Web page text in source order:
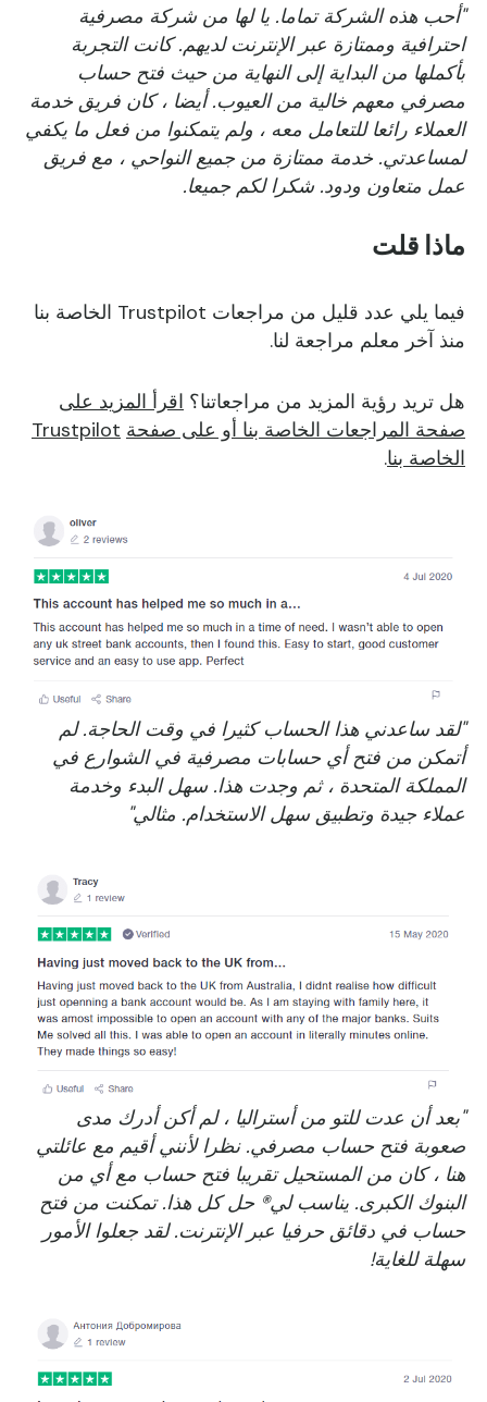
"أحب هذه الشركة تماما. يا لها من شركة مصرفية
احترافية وممتازة عبر الإنترنت لديهم. كانت التجربة
بأكملها من البداية إلى النهاية من حيث فتح حساب
مصرفي معهم خالية من العيوب. أيضا ، كان فريق خدمة
العملاء رائعا للتعامل معه ، ولم يتمكنوا من فعل ما يكفي
لمساعدتي. خدمة ممتازة من جميع النواحي ، مع فريق
عمل متعاون ودود. شكرا لكم جميعا.
ماذا قلت
فيما يلي عدد قليل من مراجعات Trustpilot الخاصة بنا
منذ آخر معلم مراجعة لنا.
هل تريد رؤية المزيد من مراجعاتنا؟ اقرأ المزيد على
صفحة المراجعات الخاصة بنا أو على صفحة Trustpilot
الخاصة بنا.
"لقد ساعدني هذا الحساب كثيرا في وقت الحاجة. لم
أتمكن من فتح أي حسابات مصرفية في الشوارع في
المملكة المتحدة ، ثم وجدت هذا. سهل البدء وخدمة
عملاء جيدة وتطبيق سهل الاستخدام. مثالي"
"بعد أن عدت للتو من أستراليا ، لم أكن أدرك مدى
صعوبة فتح حساب مصرفي. نظرا لأنني أقيم مع عائلتي
هنا ، كان من المستحيل تقريبا فتح حساب مع أي من
البنوك الكبرى. يناسب لي® حل كل هذا. تمكنت من فتح
حساب في دقائق حرفيا عبر الإنترنت. لقد جعلوا الأمور
سهلة للغاية!